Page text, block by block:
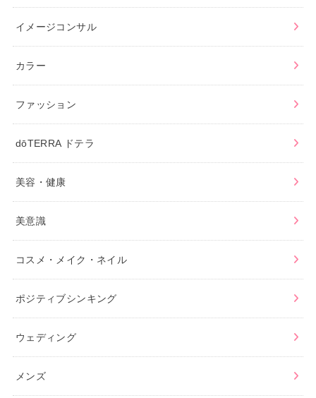
イメージコンサル
カラー
ファッション
dōTERRA ドテラ
美容・健康
美意識
コスメ・メイク・ネイル
ポジティブシンキング
ウェディング
メンズ